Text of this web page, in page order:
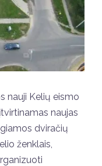
nauji Kelių eismo
naujas
dviračių
ženklais,